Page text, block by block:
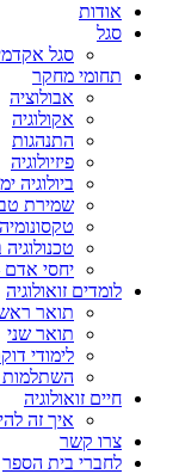
אודות
סגל
סגל
תחומי מחקר
אבולוציה
אקולוגיה
התנהגות
פיזיולוגיה
ביולוגיה
שמירת
יחסי אדם
לומדים זואולוגיה
תואר
תואר שני
לימודי
השתלמות
חיים זואולוגיה
איך זה
צרו קשר
לחברי בית הספר